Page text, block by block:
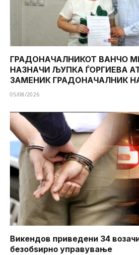
ГРАДОНАЧАЛНИКОТ ВАНЧО
НАЗНАЧИ ЉУПКА ЃОРГИЕВА
ЗАМЕНИК ГРАДОНАЧАЛНИК
05/08/2026
Викендов приведени 34
безобѕирно управување